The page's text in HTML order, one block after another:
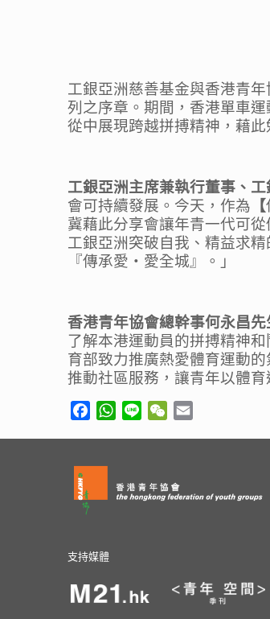
工銀亞洲慈善基金與香港青年
列之序章。 期間， 香港單車
從中展現跨越拼搏精神，藉此
工銀亞洲主席兼執行董事、
會可持續發展。 今天，作為 【
冀藉此分享會讓年青一代可從
工銀亞洲突破自我、 精益求精
『傳承愛 ‧ 愛全城 』 。 」
香港青年協會總幹事何永昌先
了解本港運動員的拼搏精神
育部致力推廣熱愛體育運動的
推動社區服務， 讓青年以體育
FacebookWhatsApp
Line WeChat
支持媒體